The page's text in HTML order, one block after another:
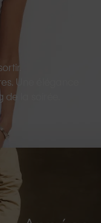
Une élégance
la soirée.